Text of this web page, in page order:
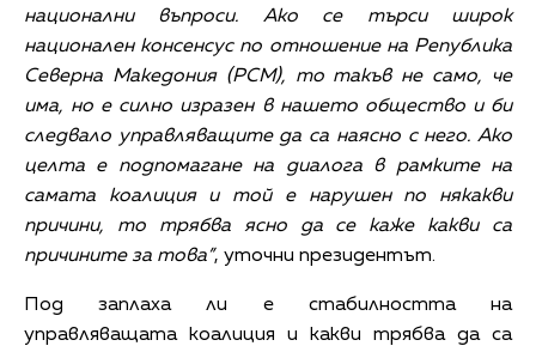
национални въпроси. Ако се търси широк
национален консенсус по отношение на Република
Северна Македония (РСМ), то такъв не само, че
има, но е силно изразен в нашето общество и би
следвало управляващите да са наясно с него. Ако
целта е подпомагане на диалога в рамките на
самата коалиция и той е нарушен по някакви
причини, то трябва ясно да се каже какви са
причините за това”, уточни президентът.
Под заплаха ли е стабилността на
управляващата коалиция и какви трябва да са